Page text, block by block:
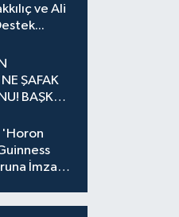
ve Ali
ŞAFAK
BAŞKAN
'Horon
İmza